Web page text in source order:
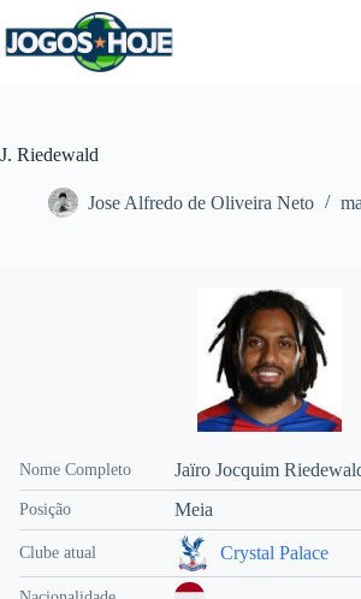
para
o
J. Riedewald
Jose Alfredo de Oliveira Neto
Nome Completo Jaïro Jocquim
Posição Meia
Clube atual Crystal Palace